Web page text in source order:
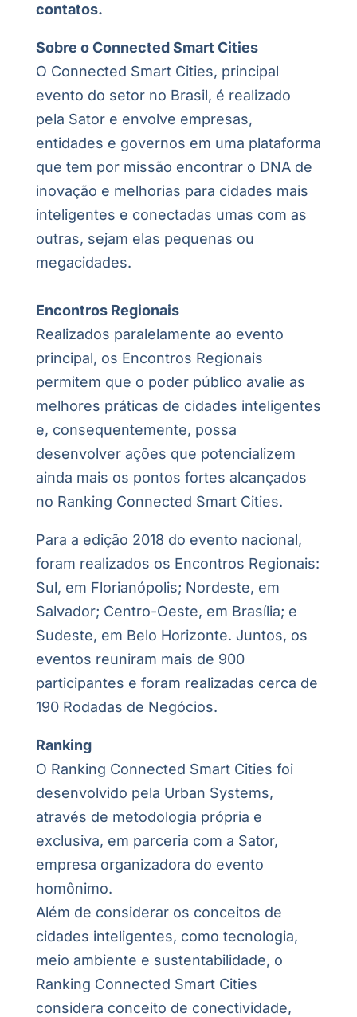
contatos.
Sobre o Connected Smart Cities
O Connected Smart Cities, principal
evento do setor no Brasil, é realizado
pela Sator e envolve empresas,
entidades e governos em uma plataforma
que tem por missão encontrar o DNA de
inovação e melhorias para cidades mais
inteligentes e conectadas umas com as
outras, sejam elas pequenas ou
megacidades.
Encontros Regionais
Realizados paralelamente ao evento
principal, os Encontros Regionais
permitem que o poder público avalie as
melhores práticas de cidades inteligentes
e, consequentemente, possa
desenvolver ações que potencializem
ainda mais os pontos fortes alcançados
no Ranking Connected Smart Cities.
Para a edição 2018 do evento nacional,
foram realizados os Encontros Regionais:
Sul, em Florianópolis; Nordeste, em
Salvador; Centro-Oeste, em Brasília; e
Sudeste, em Belo Horizonte. Juntos, os
eventos reuniram mais de 900
participantes e foram realizadas cerca de
190 Rodadas de Negócios.
Ranking
O Ranking Connected Smart Cities foi
desenvolvido pela Urban Systems,
através de metodologia própria e
exclusiva, em parceria com a Sator,
empresa organizadora do evento
homônimo.
Além de considerar os conceitos de
cidades inteligentes, como tecnologia,
meio ambiente e sustentabilidade, o
Ranking Connected Smart Cities
considera conceito de conectividade,